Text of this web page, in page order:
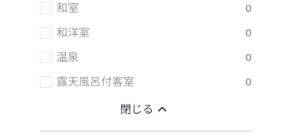
和室
0
和洋室
0
温泉
0
露天風呂付客室
0